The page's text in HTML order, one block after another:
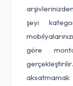
şeyi
göre